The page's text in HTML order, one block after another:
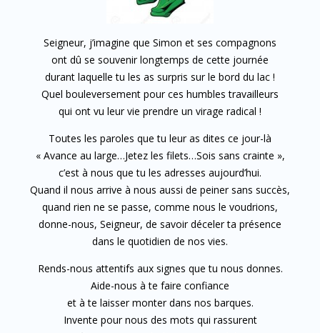
Seigneur, j’imagine que Simon et ses compagnons
ont dû se souvenir longtemps de cette journée
durant laquelle tu les as surpris sur le bord du lac !
Quel bouleversement pour ces humbles travailleurs
qui ont vu leur vie prendre un virage radical !
Toutes les paroles que tu leur as dites ce jour-là
« Avance au large…Jetez les filets…Sois sans crainte »,
c’est à nous que tu les adresses aujourd’hui.
Quand il nous arrive à nous aussi de peiner sans succès,
quand rien ne se passe, comme nous le voudrions,
donne-nous, Seigneur, de savoir déceler ta présence
dans le quotidien de nos vies.
Rends-nous attentifs aux signes que tu nous donnes.
Aide-nous à te faire confiance
et à te laisser monter dans nos barques.
Invente pour nous des mots qui rassurent